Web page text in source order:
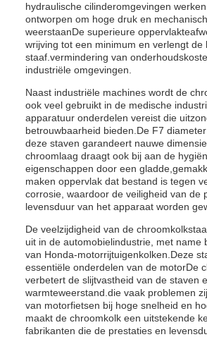
hydraulische cilinderomgevingen
ontworpen om hoge druk en
weerstaanDe superieure
wrijving tot een minimum en verlengt de
staaf.vermindering van
industriële omgevingen.
Naast industriële machines wordt de
ook veel gebruikt in de medische
apparatuur onderdelen vereist die
betrouwbaarheid bieden.De F7
deze staven garandeert nauwe
chroomlaag draagt ook bij aan de
eigenschappen door een
maken oppervlak dat bestand is tegen
corrosie, waardoor de veiligheid van de
levensduur van het apparaat worden
De veelzijdigheid van de
uit in de automobielindustrie, met name
van Honda-motorrijtuigenkolken.Deze
essentiële onderdelen van de motorDe
verbetert de slijtvastheid van de staven
warmteweerstand.die vaak problemen
van motorfietsen bij hoge snelheid en
maakt de chroomkolk een uitstekende
fabrikanten die de prestaties en